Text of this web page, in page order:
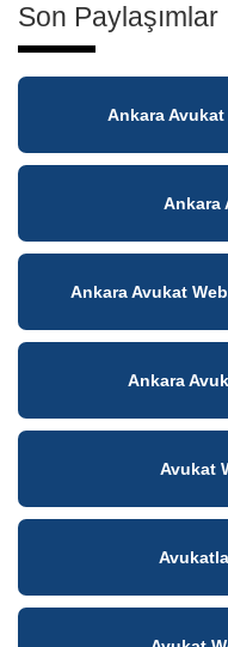
Son Paylaşımlar
Ankara Avukat
Ankara
Ankara Avukat
Ankara
Avukat